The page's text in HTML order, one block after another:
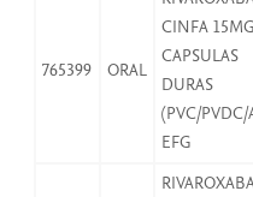
765399 ORAL
CINFA
CAPSULAS
DURAS
(PVC/PVDC/
EFG